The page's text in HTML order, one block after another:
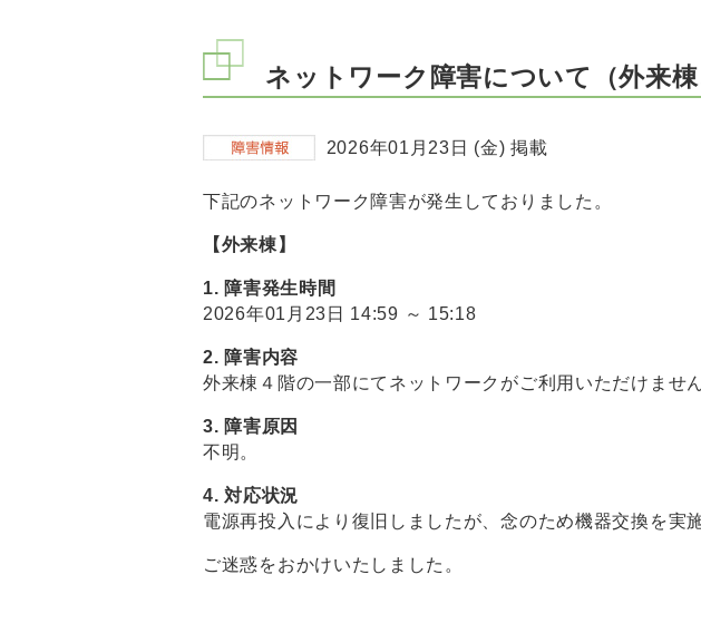
ネットワーク障害について（外来棟
2026年01月23日 (金) 掲載
下記のネットワーク障害が発生しておりました。
【外来棟】
1. 障害発生時間
2026年01月23日 14:59 ～ 15:18
2. 障害内容
外来棟４階の一部にてネットワークがご利用いただけませ
3. 障害原因
不明。
4. 対応状況
電源再投入により復旧しましたが、念のため機器交換を実
ご迷惑をおかけいたしました。